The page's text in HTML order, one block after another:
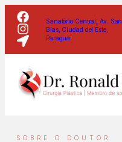
Sanatório Central, Av. San
Blas, Ciudad del Este,
Paraguai
SOBRE O DOUTOR